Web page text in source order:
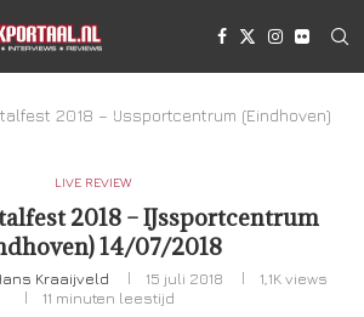
2018 – IJssportcentrum (Eindhoven)
LIVE REVIEW
2018 – IJssportcentrum
14/07/2018
Kraaijveld 15 juli 2018 1,1K views
11 minuten leestijd